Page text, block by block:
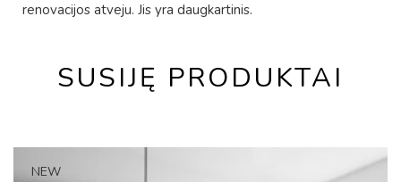
renovacijos atveju. Jis yra daugkartinis.
SUSIJĘ PRODUKTAI
NEW